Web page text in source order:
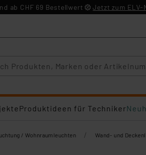
ab CHF 69 Bestellwert Jetzt zum ELV-
Produktideen für Techniker
/ Wohnraumleuchten / Wand- und